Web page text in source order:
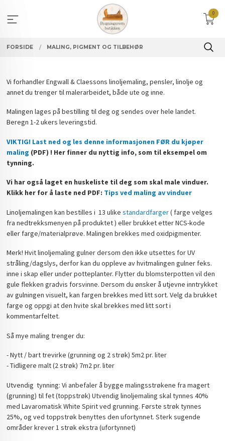
innholdet
0
FORSIDE MALING, PIGMENT OG TILBEHØR
Vi forhandler Engwall & Claessons linoljemaling, pensler, linolje og
annet du trenger til malerarbeidet, både ute og inne.
Malingen lages på bestilling til deg og sendes over hele landet.
Beregn 1-2 ukers leveringstid.
VIKTIG! Last ned og les denne informasjonen FØR du kjøper
maling (PDF) ! Her finner du nyttig info, som til eksempel om
tynning.
Vi har også laget en huskeliste til deg som skal male vinduer.
Klikk her for å laste ned PDF: Tips ved maling av vinduer
Linoljemalingen kan bestilles i 13 ulikestandardfarger( farge velges
fra nedtrekksmenyen på produktet ) eller brukket etter NCS-kode
eller farge/materialprøve. Malingen brekkes med oxidpigmenter.
Merk! Hvit linoljemaling gulner dersom den ikke utsettes for UV
stråling/dagslys, derfor kan du oppleve av hvitmalingen gulner feks.
inne i skap eller under potteplanter. Flytter du blomsterpotten vil den
gule flekken gradvis forsvinne. Dersom du ønsker å utjevne inntrykket
av gulningen visuelt, kan fargen brekkes med litt sort. Velg da brukket
farge og oppgi at den hvite skal brekkes med litt sort i
kommentarfeltet.
Så mye maling trenger du:
- Nytt / bart trevirke (grunning og 2 strøk) 5m2 pr. liter
- Tidligere malt (2 strøk) 7m2 pr. liter
Utvendig tynning: Vi anbefaler å bygge malingsstrøkene fra magert
(grunning) til fet (toppstrøk) Utvendig linoljemaling skal tynnes 40%
med Lavaromatisk White Spirit ved grunning. Første strøk tynnes
25%, og ved toppstrøk benyttes den ufortynnet. Sterk sugende
områder krever 1 strøk ekstra (ufortynnet)